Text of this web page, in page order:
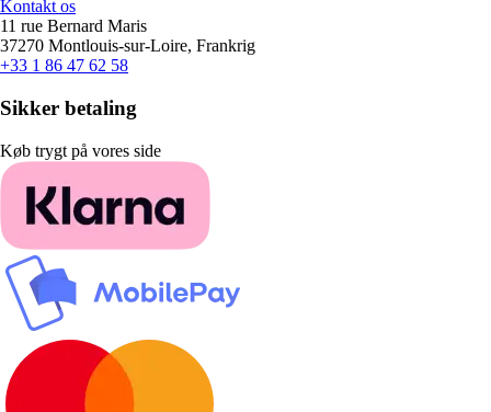
Kontakt os
11 rue Bernard Maris
37270 Montlouis-sur-Loire, Frankrig
+33 1 86 47 62 58
Sikker betaling
Køb trygt på vores side